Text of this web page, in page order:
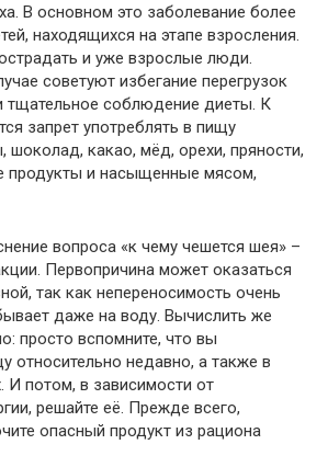
В основном это заболевание более
находящихся на этапе взросления.
и уже взрослые люди.
советуют избегание перегрузок
тщательное соблюдение диеты. К
запрет употреблять в пищу
шоколад, какао, мёд, орехи, пряности,
продукты и насыщенные мясом,
вопроса «к чему чешется шея» –
Первопричина может оказаться
так как непереносимость очень
даже на воду. Вычислить же
просто вспомните, что вы
относительно недавно, а также в
И потом, в зависимости от
решайте её. Прежде всего,
опасный продукт из рациона